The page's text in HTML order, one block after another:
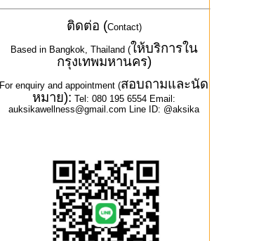
ติดต่อ (Contact)
Based in Bangkok, Thailand (ให้บริการใน
กรุงเทพมหานคร)
For enquiry and appointment (สอบถามและนัด
หมาย): Tel: 080 195 6554 Email:
auksikawellness@gmail.com Line ID: @aksika